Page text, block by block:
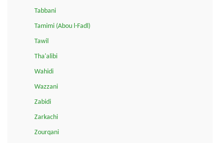
Tabbani
Tamimi (Abou l-Fadl)
Tawil
Tha'alibi
Wahidi
Wazzani
Zabidi
Zarkachi
Zourqani